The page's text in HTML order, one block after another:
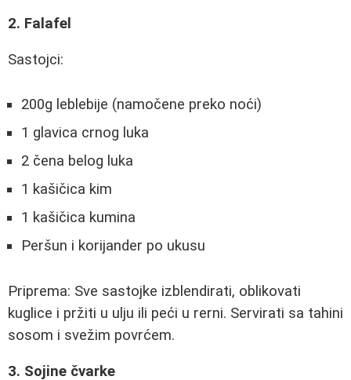
2. Falafel
Sastojci:
200g leblebije (namočene preko noći)
1 glavica crnog luka
2 čena belog luka
1 kašičica kim
1 kašičica kumina
Peršun i korijander po ukusu
Priprema: Sve sastojke izblendirati, oblikovati
kuglice i pržiti u ulju ili peći u rerni. Servirati sa tahini
sosom i svežim povrćem.
3. Sojine čvarke